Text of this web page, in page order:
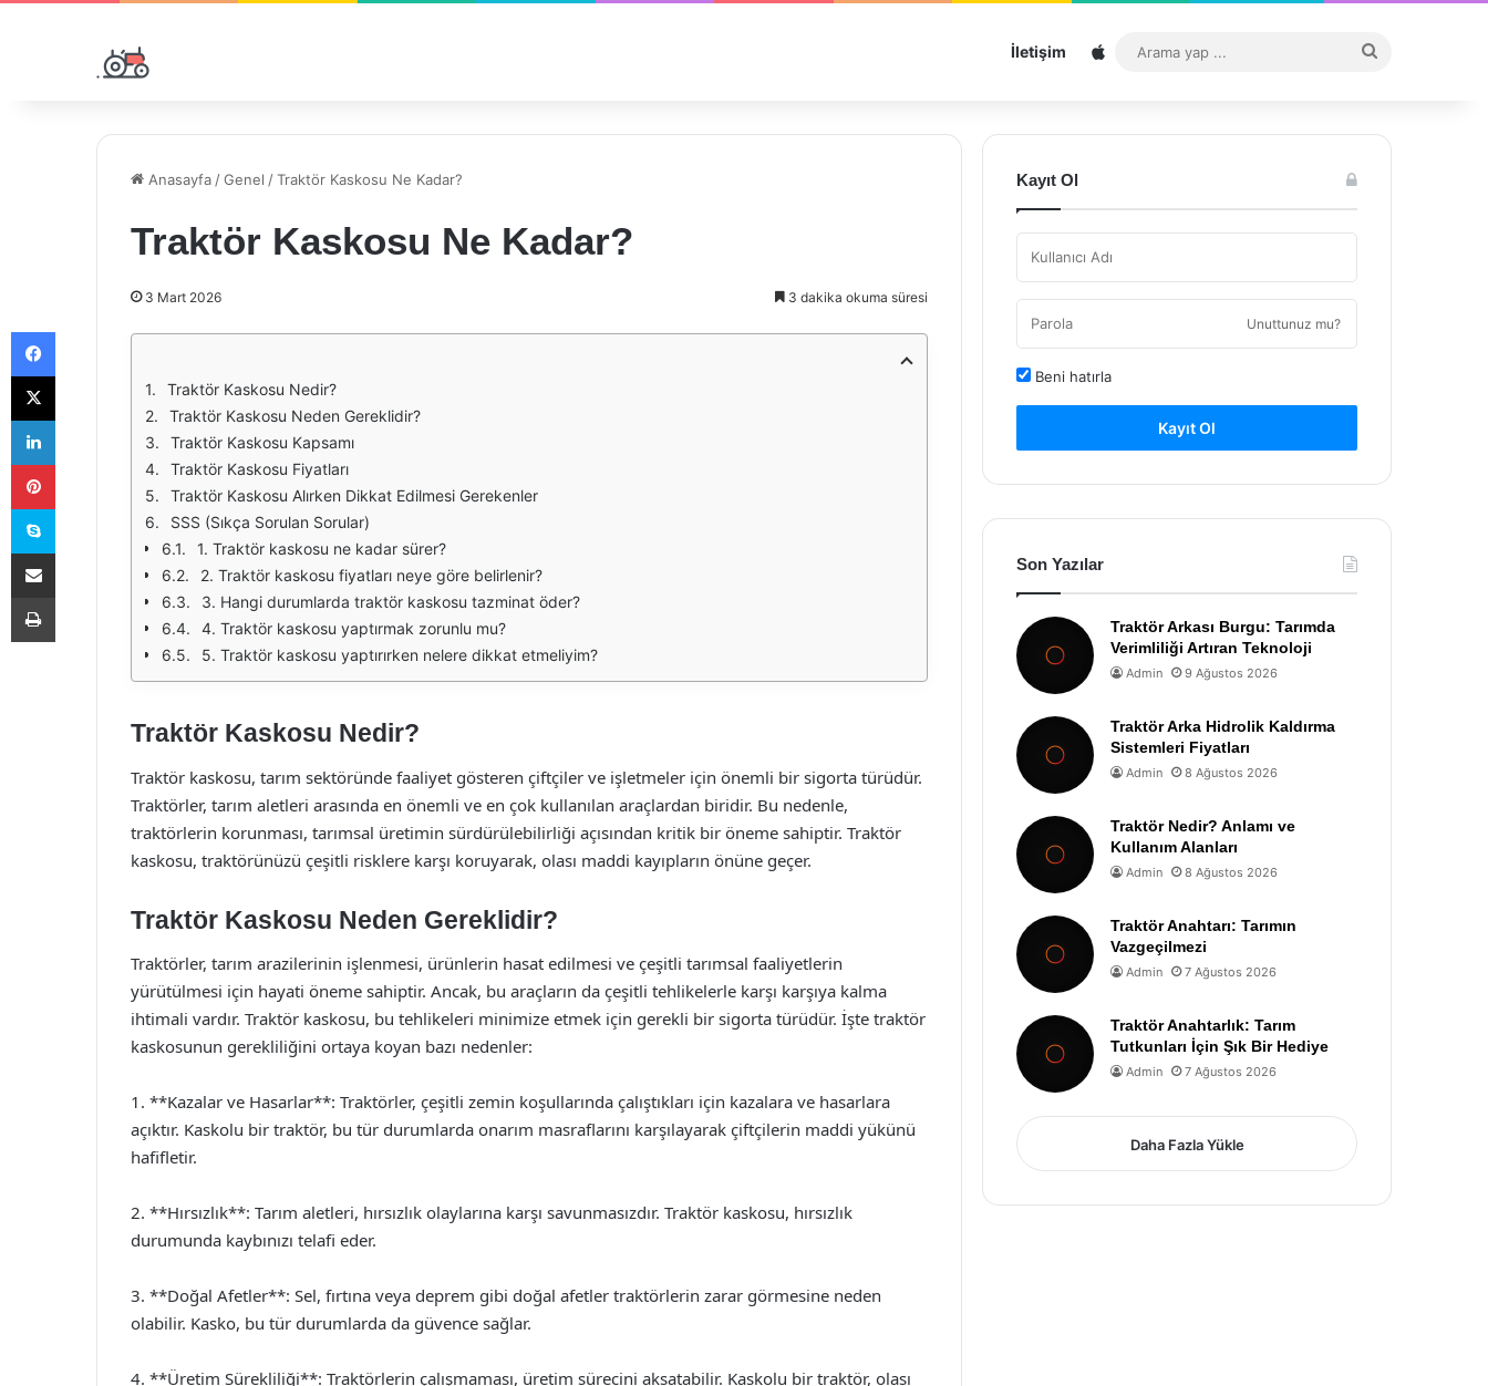
İletişim Sitemap
...
Anasayfa /Genel /Traktör Kaskosu Ne Kadar?
Traktör Kaskosu Ne Kadar?
3 Mart 2026 3 dakika okuma süresi
Traktör Kaskosu Nedir?
Traktör Kaskosu Neden Gereklidir?
Traktör Kaskosu Kapsamı
Traktör Kaskosu Fiyatları
Traktör Kaskosu Alırken Dikkat Edilmesi Gerekenler
SSS (Sıkça Sorulan Sorular)
1. Traktör kaskosu ne kadar sürer?
2. Traktör kaskosu fiyatları neye göre belirlenir?
3. Hangi durumlarda traktör kaskosu tazminat öder?
4. Traktör kaskosu yaptırmak zorunlu mu?
5. Traktör kaskosu yaptırırken nelere dikkat etmeliyim?
Traktör Kaskosu Nedir?
Traktör kaskosu, tarım sektöründe faaliyet gösteren çiftçiler ve işletmeler için önemli bir sigorta türüdür.
Traktörler, tarım aletleri arasında en önemli ve en çok kullanılan araçlardan biridir. Bu nedenle,
traktörlerin korunması, tarımsal üretimin sürdürülebilirliği açısından kritik bir öneme sahiptir. Traktör
kaskosu, traktörünüzü çeşitli risklere karşı koruyarak, olası maddi kayıpların önüne geçer.
Traktör Kaskosu Neden Gereklidir?
Traktörler, tarım arazilerinin işlenmesi, ürünlerin hasat edilmesi ve çeşitli tarımsal faaliyetlerin
yürütülmesi için hayati öneme sahiptir. Ancak, bu araçların da çeşitli tehlikelerle karşı karşıya kalma
ihtimali vardır. Traktör kaskosu, bu tehlikeleri minimize etmek için gerekli bir sigorta türüdür. İşte traktör
kaskosunun gerekliliğini ortaya koyan bazı nedenler:
1. **Kazalar ve Hasarlar**: Traktörler, çeşitli zemin koşullarında çalıştıkları için kazalara ve hasarlara
açıktır. Kaskolu bir traktör, bu tür durumlarda onarım masraflarını karşılayarak çiftçilerin maddi yükünü
hafifletir.
2. **Hırsızlık**: Tarım aletleri, hırsızlık olaylarına karşı savunmasızdır. Traktör kaskosu, hırsızlık
durumunda kaybınızı telafi eder.
3. **Doğal Afetler**: Sel, fırtına veya deprem gibi doğal afetler traktörlerin zarar görmesine neden
olabilir. Kasko, bu tür durumlarda da güvence sağlar.
4. **Üretim Sürekliliği**: Traktörlerin çalışmaması, üretim sürecini aksatabilir. Kaskolu bir traktör, olası
Kayıt Ol
Unuttunuz mu?
Beni hatırla
Kayıt Ol
Son Yazılar
Traktör Arkası Burgu: Tarımda
Verimliliği Artıran Teknoloji
Admin 9 Ağustos 2026
Traktör Arka Hidrolik Kaldırma
Sistemleri Fiyatları
Admin 8 Ağustos 2026
Traktör Nedir? Anlamı ve
Kullanım Alanları
Admin 8 Ağustos 2026
Traktör Anahtarı: Tarımın
Vazgeçilmezi
Admin 7 Ağustos 2026
Traktör Anahtarlık: Tarım
Tutkunları İçin Şık Bir Hediye
Admin 7 Ağustos 2026
Daha Fazla Yükle
Facebook
X
LinkedIn
Pinterest
Skype
E-Posta ile paylaş